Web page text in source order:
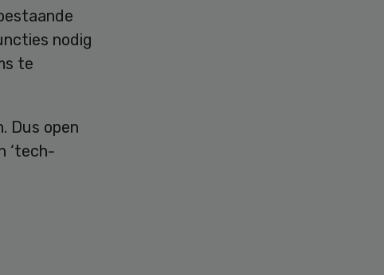
nodig
te
Dus open
‘tech-